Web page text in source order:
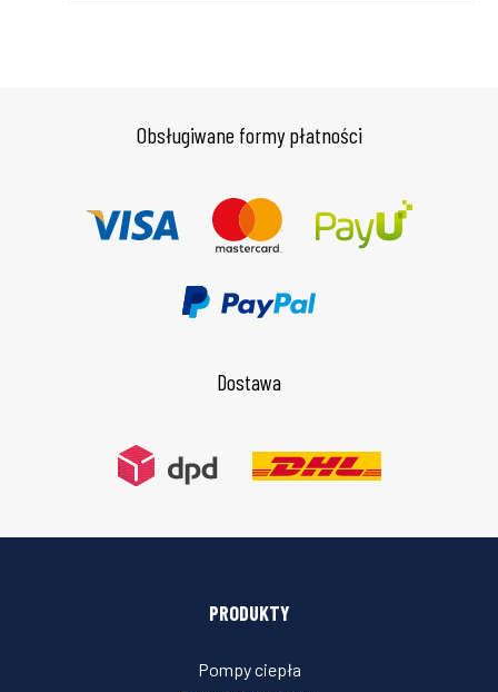
Obsługiwane formy płatności
Dostawa
PRODUKTY
Pompy ciepła